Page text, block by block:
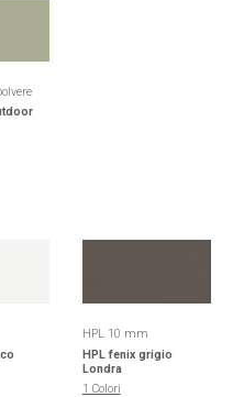
HPL 10 mm
HPL fenix grigio
Londra
1 Colori